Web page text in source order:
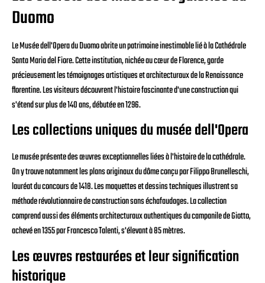
Duomo
Le Musée dell'Opera du Duomo abrite un patrimoine inestimable lié à la Cathédrale
Santa Maria del Fiore. Cette institution, nichée au cœur de Florence, garde
précieusement les témoignages artistiques et architecturaux de la Renaissance
florentine. Les visiteurs découvrent l'histoire fascinante d'une construction qui
s'étend sur plus de 140 ans, débutée en 1296.
Les collections uniques du musée dell'Opera
Le musée présente des œuvres exceptionnelles liées à l'histoire de la cathédrale.
On y trouve notamment les plans originaux du dôme conçu par Filippo Brunelleschi,
lauréat du concours de 1418. Les maquettes et dessins techniques illustrent sa
méthode révolutionnaire de construction sans échafaudages. La collection
comprend aussi des éléments architecturaux authentiques du campanile de Giotto,
achevé en 1355 par Francesco Talenti, s'élevant à 85 mètres.
Les œuvres restaurées et leur signification
historique